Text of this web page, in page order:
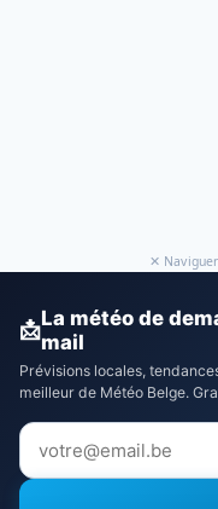
✕
📩La météo de
mail
Prévisions locales,
meilleur de Météo Belge.